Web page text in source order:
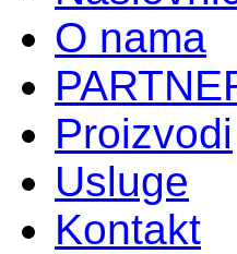
O nama
Proizvodi
Usluge
Kontakt